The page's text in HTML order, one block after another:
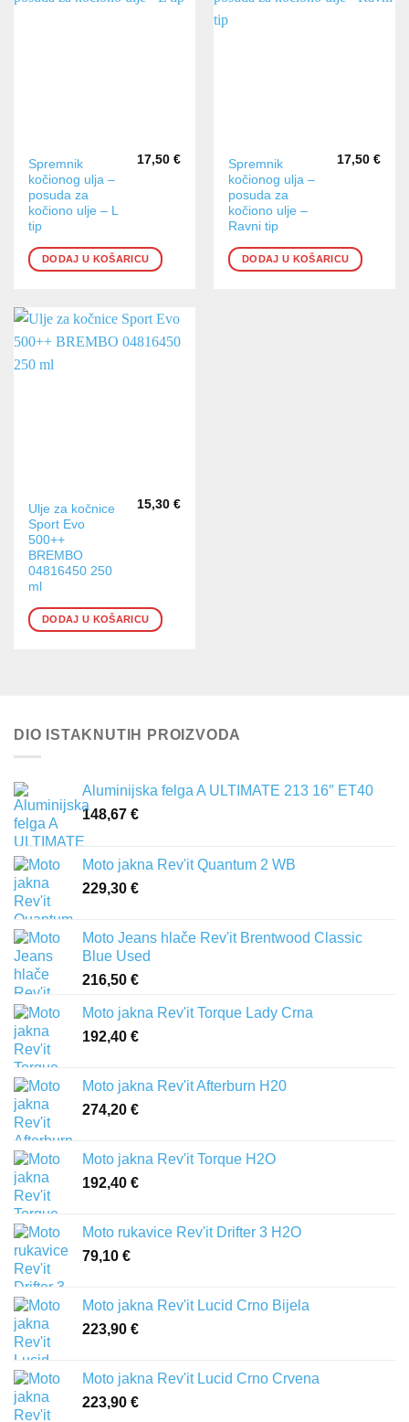
Spremnik
kočionog ulja –
posuda za
kočiono ulje – L
tip
17,50 €
DODAJ U KOŠARICU
Spremnik
kočionog ulja –
posuda za
kočiono ulje –
Ravni tip
17,50 €
DODAJ U KOŠARICU
Ulje za kočnice
Sport Evo
500++
BREMBO
04816450 250
ml
15,30 €
DODAJ U KOŠARICU
DIO ISTAKNUTIH PROIZVODA
Aluminijska felga A ULTIMATE 213 16″ ET40
148,67 €
Moto jakna Rev'it Quantum 2 WB
229,30 €
Moto Jeans hlače Rev'it Brentwood Classic
Blue Used
216,50 €
Moto jakna Rev'it Torque Lady Crna
192,40 €
Moto jakna Rev'it Afterburn H20
274,20 €
Moto jakna Rev'it Torque H2O
192,40 €
Moto rukavice Rev'it Drifter 3 H2O
79,10 €
Moto jakna Rev'it Lucid Crno Bijela
223,90 €
Moto jakna Rev'it Lucid Crno Crvena
223,90 €